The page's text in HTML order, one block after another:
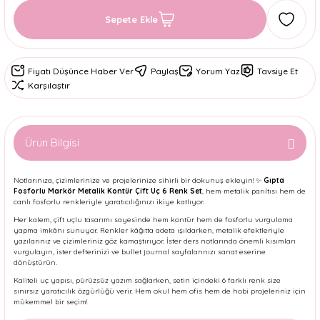
Sepete Ekle
Fiyatı Düşünce Haber Ver Paylaş Yorum Yaz
Tavsiye Et
Karşılaştır
Ürün Bilgisi
Notlarınıza, çizimlerinize ve projelerinize sihirli bir dokunuş ekleyin! ✨ Gıpta
Fosforlu Markör Metalik Kontür Çift Uç 6 Renk Set, hem metalik parıltısı hem de
canlı fosforlu renkleriyle yaratıcılığınızı ikiye katlıyor.
Her kalem, çift uçlu tasarımı sayesinde hem kontür hem de fosforlu vurgulama
yapma imkânı sunuyor. Renkler kâğıtta adeta ışıldarken, metalik efektleriyle
yazılarınız ve çizimleriniz göz kamaştırıyor. İster ders notlarında önemli kısımları
vurgulayın, ister defterinizi ve bullet journal sayfalarınızı sanat eserine
dönüştürün.
Kaliteli uç yapısı, pürüzsüz yazım sağlarken, setin içindeki 6 farklı renk size
sınırsız yaratıcılık özgürlüğü verir. Hem okul hem ofis hem de hobi projeleriniz için
mükemmel bir seçim!